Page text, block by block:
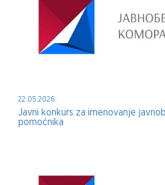
22.05.2026.
Javni konkurs za imenovanje
pomoćnika